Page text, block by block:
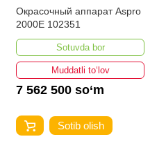
Окрасочный аппарат Aspro
2000E 102351
Sotuvda bor
Muddatli to‘lov
7 562 500 so‘m
Sotib olish